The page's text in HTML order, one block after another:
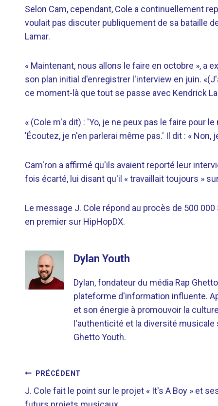
Selon Cam, cependant, Cole a continuellement
voulait pas discuter publiquement de sa bataille
Lamar.
« Maintenant, nous allons le faire en octobre », a
son plan initial d'enregistrer l'interview en juin.
ce moment-là que tout se passe avec Kendrick
« (Cole m'a dit) : 'Yo, je ne peux pas le faire pour
'Écoutez, je n'en parlerai même pas.' Il dit : «
Cam'ron a affirmé qu'ils avaient reporté leur
fois écarté, lui disant qu'il « travaillait toujours »
Le message J. Cole répond au procès de 500
en premier sur HipHopDX.
Dylan Youth
Dylan, fondateur du média Rap
plateforme d'information influente.
et son énergie à promouvoir la
l'authenticité et la diversité
Ghetto Youth.
NAVIGATION
PRÉCÉDENT
J. Cole fait le point sur le projet « It's A Boy » et